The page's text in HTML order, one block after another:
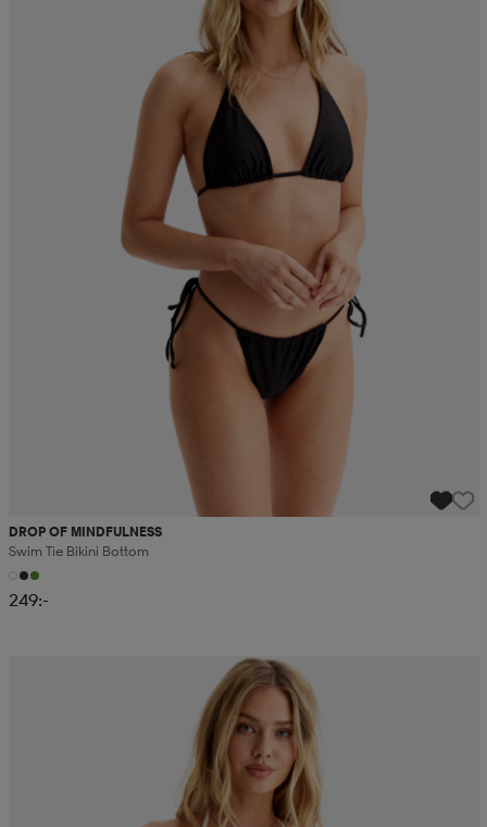
DROP OF MINDFULNESS
Swim Tie Bikini Bottom
249:-